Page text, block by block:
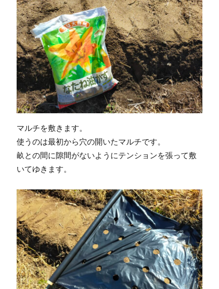
マルチを敷きます。
使うのは最初から穴の開いたマルチです。
畝との間に隙間がないようにテンションを張って敷
いてゆきます。